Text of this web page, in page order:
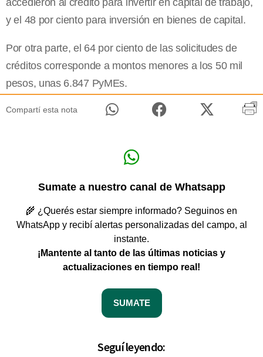
accedieron al crédito para invertir en capital de trabajo,
y el 48 por ciento para inversión en bienes de capital.
Por otra parte, el 64 por ciento de las solicitudes de
créditos corresponde a montos menores a los 50 mil
pesos, unas 6.847 PyMEs.
Compartí esta nota
Sumate a nuestro canal de Whatsapp
🌾 ¿Querés estar siempre informado? Seguinos en
WhatsApp y recibí alertas personalizadas del campo, al
instante.
¡Mantente al tanto de las últimas noticias y
actualizaciones en tiempo real!
SUMATE
Seguí leyendo: